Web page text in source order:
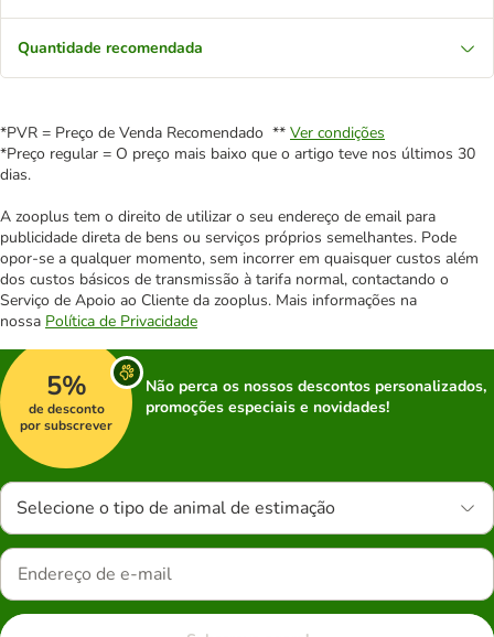
Quantidade recomendada
*PVR = Preço de Venda Recomendado ** Ver condições
*Preço regular = O preço mais baixo que o artigo teve nos últimos 30
dias.
A zooplus tem o direito de utilizar o seu endereço de email para
publicidade direta de bens ou serviços próprios semelhantes. Pode
opor-se a qualquer momento, sem incorrer em quaisquer custos além
dos custos básicos de transmissão à tarifa normal, contactando o
Serviço de Apoio ao Cliente da zooplus. Mais informações na
nossa Política de Privacidade
5%
de desconto
por subscrever
Não perca os nossos descontos personalizados,
promoções especiais e novidades!
Selecione o tipo de animal de estimação